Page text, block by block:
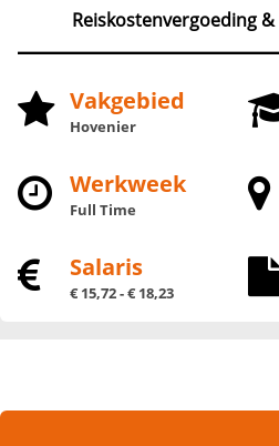
Reiskostenvergoeding
Vakgebied
Hovenier
Werkweek
Full Time
Salaris
€ 15,72 - € 18,23